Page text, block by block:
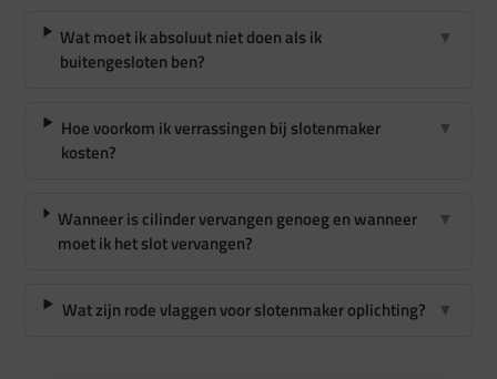
Wat moet ik absoluut niet doen als ik
buitengesloten ben?
▼
Hoe voorkom ik verrassingen bij slotenmaker
kosten?
▼
Wanneer is cilinder vervangen genoeg en wanneer
moet ik het slot vervangen?
▼
Wat zijn rode vlaggen voor slotenmaker oplichting? ▼